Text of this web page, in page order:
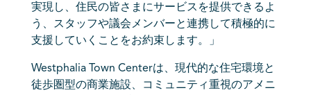
実現し、住民の皆さまにサービスを提供できるよ
う、スタッフや議会メンバーと連携して積極的に
支援していくことをお約束します。」
Westphalia Town Centerは、現代的な住宅環境と
徒歩圏型の商業施設、コミュニティ重視のアメニ